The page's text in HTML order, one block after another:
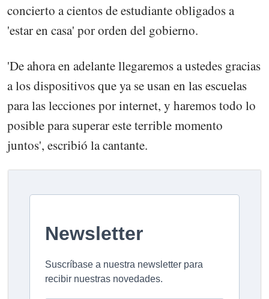
concierto a cientos de estudiante obligados a
'estar en casa' por orden del gobierno.
'De ahora en adelante llegaremos a ustedes gracias
a los dispositivos que ya se usan en las escuelas
para las lecciones por internet, y haremos todo lo
posible para superar este terrible momento
juntos', escribió la cantante.